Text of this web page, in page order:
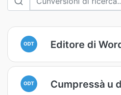
ODT Editore di
ODT Cumpressà u